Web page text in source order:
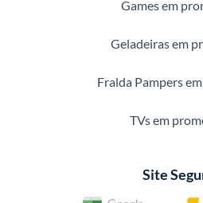
Games em
Geladeiras em
Fralda Pampers
TVs em
Site